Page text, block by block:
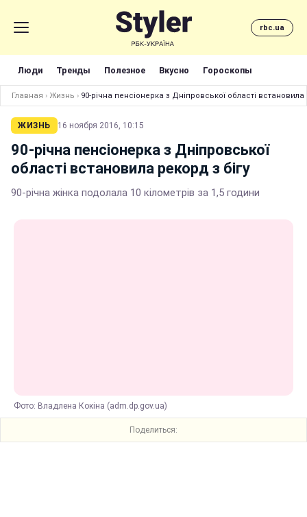
rbc.ua
Люди Тренды Полезное Вкусно Гороскопы
Главная › Жизнь › 90-річна пенсіонерка з Дніпровської області встановила
ЖИЗНЬ 16 ноября 2016, 10:15
90-річна пенсіонерка з Дніпровської
області встановила рекорд з бігу
90-річна жінка подолала 10 кілометрів за 1,5 години
Фото: Владлена Кокіна (adm.dp.gov.ua)
Поделиться: